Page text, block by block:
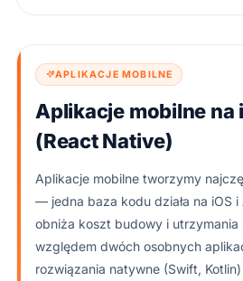
APLIKACJE MOBILNE
Aplikacje mobilne na
(React Native)
Aplikacje mobilne tworzymy
— jedna baza kodu działa na iOS
obniża koszt budowy i utrzymania
względem dwóch osobnych
rozwiązania natywne (Swift,